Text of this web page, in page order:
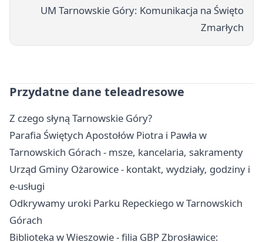
UM Tarnowskie Góry: Komunikacja na Święto
Zmarłych
Przydatne dane teleadresowe
Z czego słyną Tarnowskie Góry?
Parafia Świętych Apostołów Piotra i Pawła w
Tarnowskich Górach - msze, kancelaria, sakramenty
Urząd Gminy Ożarowice - kontakt, wydziały, godziny i
e-usługi
Odkrywamy uroki Parku Repeckiego w Tarnowskich
Górach
Biblioteka w Wieszowie - filia GBP Zbrosławice: